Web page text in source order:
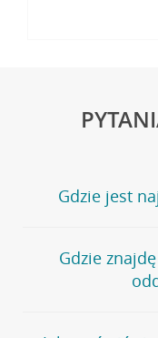
Gdzie jest
Jeśli szukasz
stronęPlacówki i
wygodna
oddziałów
Gdzie
Bank Credit Agricole